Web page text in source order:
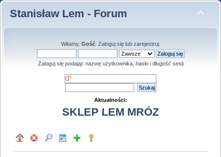
Stanisław Lem - Forum
Witamy, Gość. Zaloguj sięlub zarejestruj.
Zaloguj się podając nazwę użytkownika, hasło i długość sesji
Aktualności:
SKLEP LEM MRÓZ